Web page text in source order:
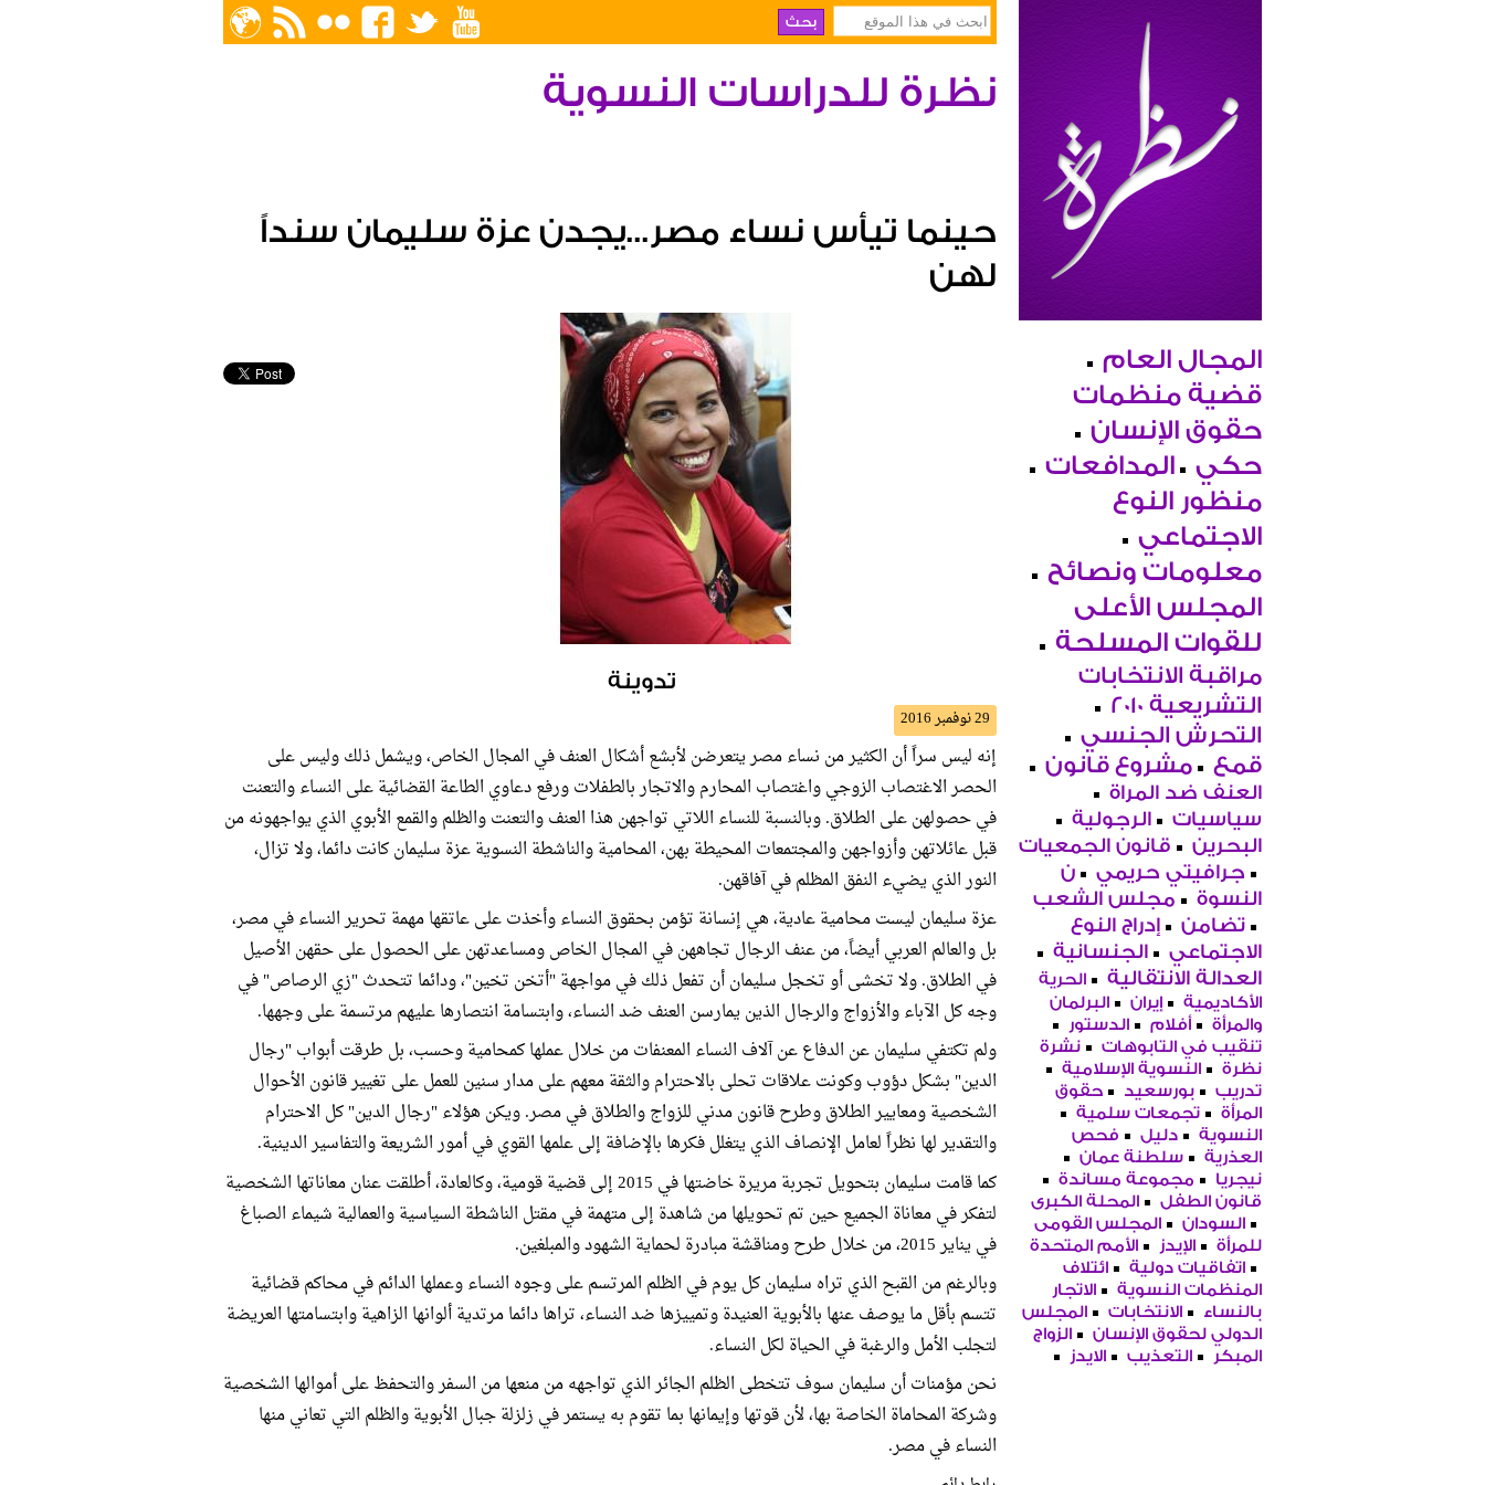
المجال العام
قضية منظمات
حقوق الإنسان
حكي
المدافعات
منظور النوع
الاجتماعي
معلومات ونصائح
المجلس الأعلى
للقوات المسلحة
مراقبة الانتخابات
التشريعية 2010
التحرش الجنسي
قمع
مشروع قانون
العنف ضد المراة
سياسيات
الرجولية
البحرين
قانون الجمعيات
جرافيتي حريمي
ن
النسوة
مجلس الشعب
تضامن
إدراج النوع
الاجتماعي
الجنسانية
العدالة الانتقالية
الحرية
الأكاديمية
إيران
البرلمان
والمرأة
أفلام
الدستور
تنقيب في التابوهات
نشرة
نظرة
النسوية الإسلامية
تدريب
بورسعيد
حقوق
المرأة
تجمعات سلمية
النسوية
دليل
فحص
العذرية
سلطنة عمان
نيجريا
مجموعة مساندة
قانون الطفل
المحلة الكبرى
السودان
المجلس القومى
للمرأة
الإيدز
الأمم المتحدة
اتفاقيات دولية
ائتلاف
المنظمات النسوية
الاتجار
بالنساء
الانتخابات
المجلس
الدولي لحقوق الإنسان
الزواج
المبكر
التعذيب الايدز
نظرة للدراسات النسوية
حينما تيأس نساء مصر...يجدن عزة سليمان سنداً
لهن
تدوينة
29 نوفمبر 2016
إنه ليس سراً أن الكثير من نساء مصر يتعرضن لأبشع أشكال العنف في المجال الخاص، ويشمل ذلك وليس على
الحصر الاغتصاب الزوجي واغتصاب المحارم والاتجار بالطفلات ورفع دعاوي الطاعة القضائية على النساء والتعنت
في حصولهن على الطلاق. وبالنسبة للنساء اللاتي تواجهن هذا العنف والتعنت والظلم والقمع الأبوي الذي يواجهونه من
قبل عائلاتهن وأزواجهن والمجتمعات المحيطة بهن، المحامية والناشطة النسوية عزة سليمان كانت دائما، ولا تزال،
النور الذي يضيء النفق المظلم في آفاقهن.
عزة سليمان ليست محامية عادية، هي إنسانة تؤمن بحقوق النساء وأخذت على عاتقها مهمة تحرير النساء في مصر،
بل والعالم العربي أيضاً، من عنف الرجال تجاههن في المجال الخاص ومساعدتهن على الحصول على حقهن الأصيل
في الطلاق. ولا تخشى أو تخجل سليمان أن تفعل ذلك في مواجهة "أتخن تخين"، ودائما تتحدث "زي الرصاص" في
وجه كل الآباء والأزواج والرجال الذين يمارسن العنف ضد النساء، وابتسامة انتصارها عليهم مرتسمة على وجهها.
ولم تكتفي سليمان عن الدفاع عن آلاف النساء المعنفات من خلال عملها كمحامية وحسب، بل طرقت أبواب "رجال
الدين" بشكل دؤوب وكونت علاقات تحلى بالاحترام والثقة معهم على مدار سنين للعمل على تغيير قانون الأحوال
الشخصية ومعايير الطلاق وطرح قانون مدني للزواج والطلاق في مصر. ويكن هؤلاء "رجال الدين" كل الاحترام
والتقدير لها نظراً لعامل الإنصاف الذي يتغلل فكرها بالإضافة إلى علمها القوي في أمور الشريعة والتفاسير الدينية.
كما قامت سليمان بتحويل تجربة مريرة خاضتها في 2015 إلى قضية قومية، وكالعادة، أطلقت عنان معاناتها الشخصية
لتفكر في معاناة الجميع حين تم تحويلها من شاهدة إلى متهمة في مقتل الناشطة السياسية والعمالية شيماء الصباغ
في يناير 2015، من خلال طرح ومناقشة مبادرة لحماية الشهود والمبلغين.
وبالرغم من القبح الذي تراه سليمان كل يوم في الظلم المرتسم على وجوه النساء وعملها الدائم في محاكم قضائية
تتسم بأقل ما يوصف عنها بالأبوية العنيدة وتمييزها ضد النساء، تراها دائما مرتدية ألوانها الزاهية وابتسامتها العريضة
لتجلب الأمل والرغبة في الحياة لكل النساء.
نحن مؤمنات أن سليمان سوف تتخطى الظلم الجائر الذي تواجهه من منعها من السفر والتحفظ على أموالها الشخصية
وشركة المحاماة الخاصة بها، لأن قوتها وإيمانها بما تقوم به يستمر في زلزلة جبال الأبوية والظلم التي تعاني منها
النساء في مصر.